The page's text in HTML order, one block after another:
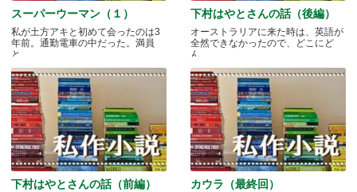
スーパーウーマン（１）
私が土方アキと初めて会ったのは3
年前。通勤電車の中だった。満員
と.....
下村はやとさんの話（後編）
オーストラリアに来た時は、英語が
全然できなかったので、どこにど
ん.....
下村はやとさんの話（前編） カウラ（最終回）